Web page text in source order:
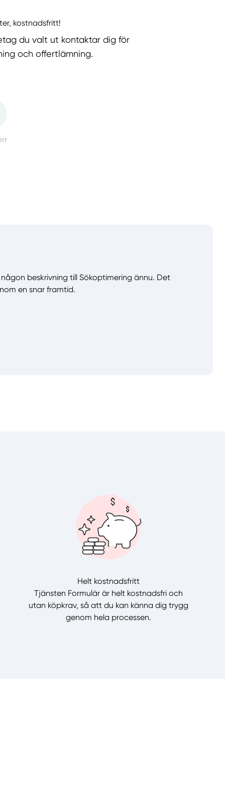
kostnadsfritt!
du valt ut kontaktar dig för
och offertlämning.
beskrivning till Sökoptimering ännu. Det
en snar framtid.
Helt kostnadsfritt
Tjänsten Formulär är helt kostnadsfri och
utan köpkrav, så att du kan känna dig trygg
genom hela processen.